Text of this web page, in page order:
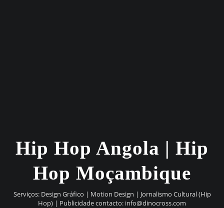
Hip Hop Angola | Hip
Hop Moçambique
Serviços: Design Gráfico | Motion Design | Jornalismo Cultural (Hip
Hop) | Publicidade contacto: info@dinocross.com